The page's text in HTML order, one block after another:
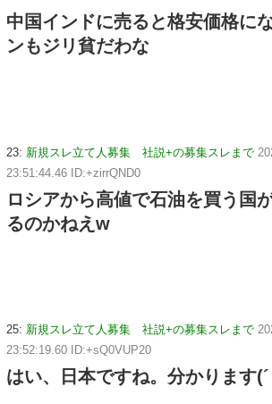
中国インドに売ると格安価格に
ンもジリ貧だわな
23: 新規スレ立て人募集 社説+の募集スレまで
23:51:44.46 ID:+zirrQND0
ロシアから高値で石油を買う国
るのかねえw
25: 新規スレ立て人募集 社説+の募集スレまで
23:52:19.60 ID:+sQ0VUP20
はい、日本ですね。分かります